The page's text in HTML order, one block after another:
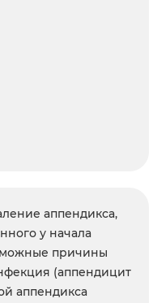
аппендикса,
у начала
причины
(аппендицит
аппендикса